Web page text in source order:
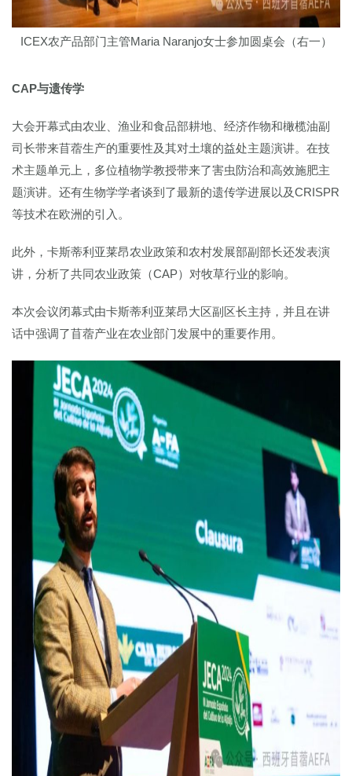
ICEX农产品部门主管Maria Naranjo女士参加圆桌会（右一）
CAP与遗传学
大会开幕式由农业、渔业和食品部耕地、经济作物和橄榄油副
司长带来苜蓿生产的重要性及其对土壤的益处主题演讲。在技
术主题单元上，多位植物学教授带来了害虫防治和高效施肥主
题演讲。还有生物学学者谈到了最新的遗传学进展以及CRISPR
等技术在欧洲的引入。
此外，卡斯蒂利亚莱昂农业政策和农村发展部副部长还发表演
讲，分析了共同农业政策（CAP）对牧草行业的影响。
本次会议闭幕式由卡斯蒂利亚莱昂大区副区长主持，并且在讲
话中强调了苜蓿产业在农业部门发展中的重要作用。